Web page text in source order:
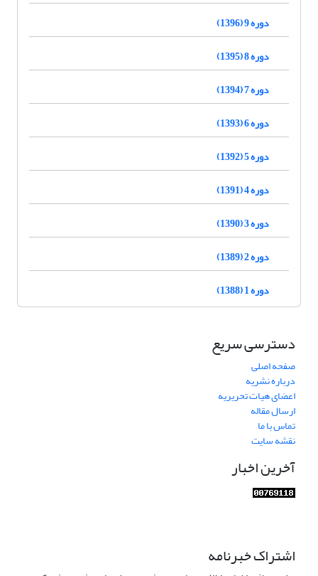
دوره 9 (1396)
دوره 8 (1395)
دوره 7 (1394)
دوره 6 (1393)
دوره 5 (1392)
دوره 4 (1391)
دوره 3 (1390)
دوره 2 (1389)
دوره 1 (1388)
دسترسی سریع
صفحه اصلی
درباره نشریه
اعضای هیات تحریریه
ارسال مقاله
تماس با ما
نقشه سایت
آخرین اخبار
اشتراک خبرنامه